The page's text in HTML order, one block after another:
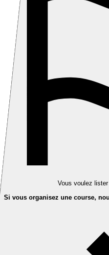
Vous voulez
Si vous organisez une course,